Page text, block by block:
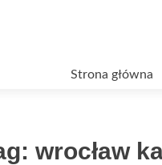
Strona główna
wrocław